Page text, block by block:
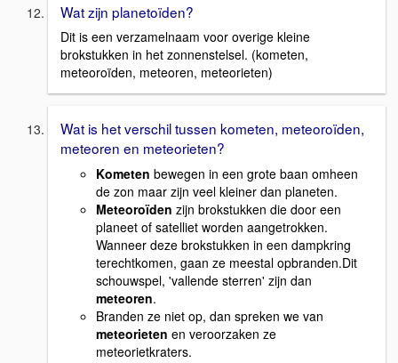
Wat zijn planetoïden?
Dit is een verzamelnaam voor overige kleine
brokstukken in het zonnenstelsel. (kometen,
meteoroïden, meteoren, meteorieten)
Wat is het verschil tussen kometen, meteoroïden,
meteoren en meteorieten?
Kometen bewegen in een grote baan omheen
de zon maar zijn veel kleiner dan planeten.
Meteoroïden zijn brokstukken die door een
planeet of satelliet worden aangetrokken.
Wanneer deze brokstukken in een dampkring
terechtkomen, gaan ze meestal opbranden.Dit
schouwspel, 'vallende sterren' zijn dan
meteoren.
Branden ze niet op, dan spreken we van
meteorieten en veroorzaken ze
meteorietkraters.